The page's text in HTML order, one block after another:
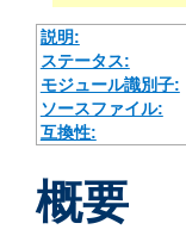
説明:
ステータス:
モジュール識別子:
ソースファイル:
互換性:
概要